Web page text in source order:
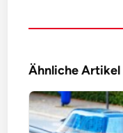
Ähnliche Artikel